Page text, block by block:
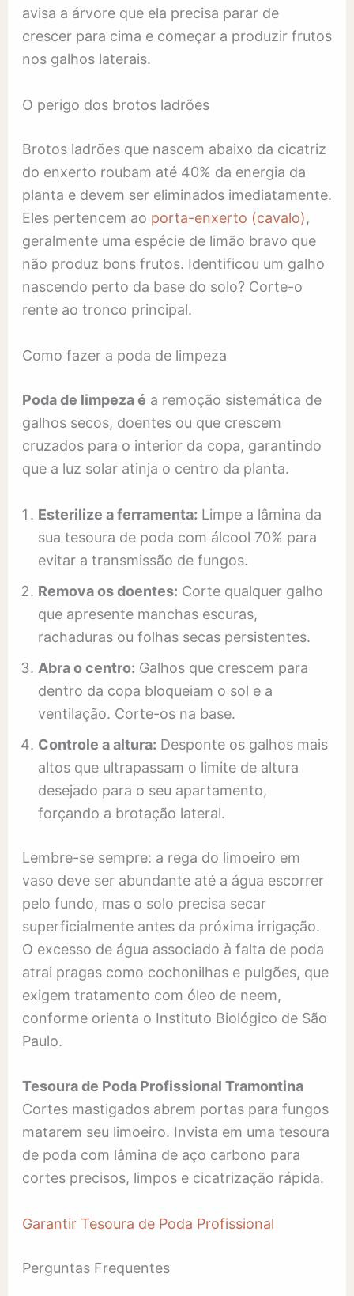
avisa a árvore que ela precisa parar de
crescer para cima e começar a produzir frutos
nos galhos laterais.
O perigo dos brotos ladrões
Brotos ladrões que nascem abaixo da cicatriz
do enxerto roubam até 40% da energia da
planta e devem ser eliminados imediatamente.
Eles pertencem ao porta-enxerto (cavalo),
geralmente uma espécie de limão bravo que
não produz bons frutos. Identificou um galho
nascendo perto da base do solo? Corte-o
rente ao tronco principal.
Como fazer a poda de limpeza
Poda de limpeza é a remoção sistemática de
galhos secos, doentes ou que crescem
cruzados para o interior da copa, garantindo
que a luz solar atinja o centro da planta.
Esterilize a ferramenta: Limpe a lâmina da
sua tesoura de poda com álcool 70% para
evitar a transmissão de fungos.
Remova os doentes: Corte qualquer galho
que apresente manchas escuras,
rachaduras ou folhas secas persistentes.
Abra o centro: Galhos que crescem para
dentro da copa bloqueiam o sol e a
ventilação. Corte-os na base.
Controle a altura: Desponte os galhos mais
altos que ultrapassam o limite de altura
desejado para o seu apartamento,
forçando a brotação lateral.
Lembre-se sempre: a rega do limoeiro em
vaso deve ser abundante até a água escorrer
pelo fundo, mas o solo precisa secar
superficialmente antes da próxima irrigação.
O excesso de água associado à falta de poda
atrai pragas como cochonilhas e pulgões, que
exigem tratamento com óleo de neem,
conforme orienta o Instituto Biológico de São
Paulo.
Tesoura de Poda Profissional Tramontina
Cortes mastigados abrem portas para fungos
matarem seu limoeiro. Invista em uma tesoura
de poda com lâmina de aço carbono para
cortes precisos, limpos e cicatrização rápida.
Garantir Tesoura de Poda Profissional
Perguntas Frequentes